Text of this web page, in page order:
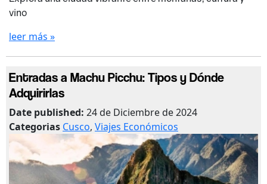
vino
leer más »
Entradas a Machu Picchu: Tipos y Dónde
Adquirirlas
Date published: 24 de Diciembre de 2024
Categorias Cusco, Viajes Económicos